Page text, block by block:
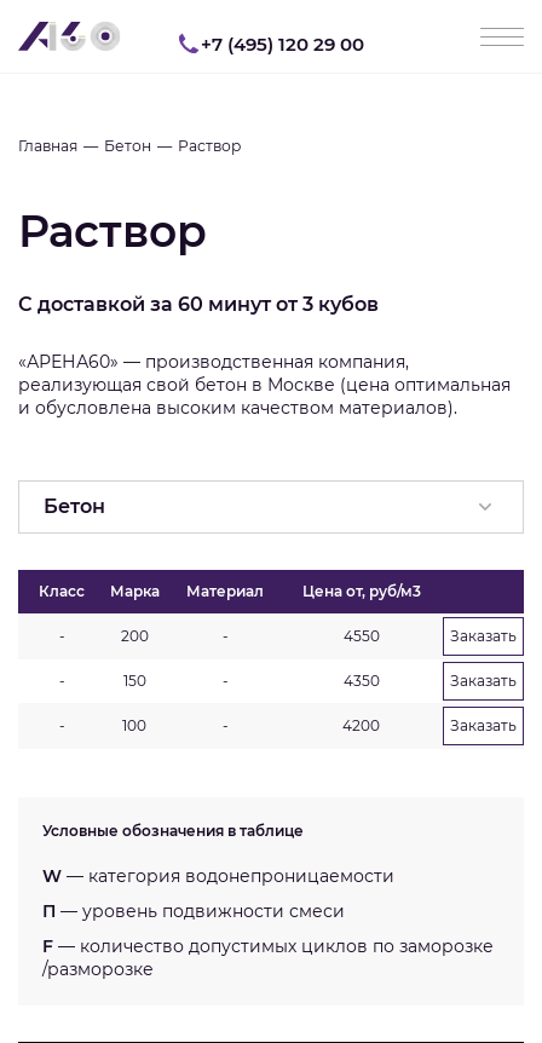
+7 (495) 120 29 00
Главная Бетон Раствор
Раствор
С доставкой за 60 минут от 3 кубов
«АРЕНА60» — производственная компания,
реализующая свой бетон в Москве (цена оптимальная
и обусловлена высоким качеством материалов).
Бетон
Класс Марка Материал Цена от, руб/м3
- 200 - 4550 Заказать
- 150 - 4350 Заказать
- 100 - 4200 Заказать
Условные обозначения в таблице
W — категория водонепроницаемости
П — уровень подвижности смеси
F — количество допустимых циклов по заморозке
/разморозке